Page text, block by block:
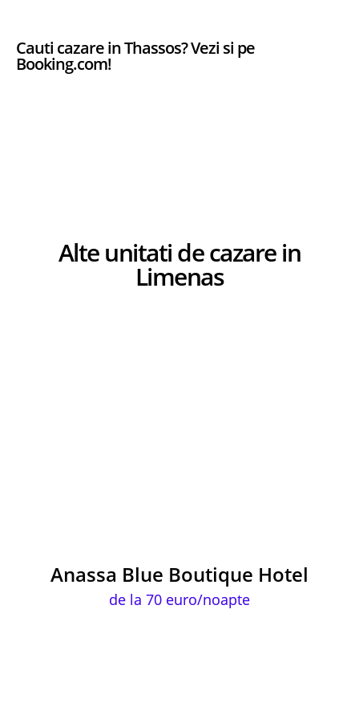
Cauti cazare in Thassos? Vezi si pe
Booking.com!
Alte unitati de cazare in
Limenas
Anassa Blue Boutique Hotel
de la 70 euro/noapte